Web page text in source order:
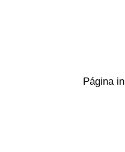
Página